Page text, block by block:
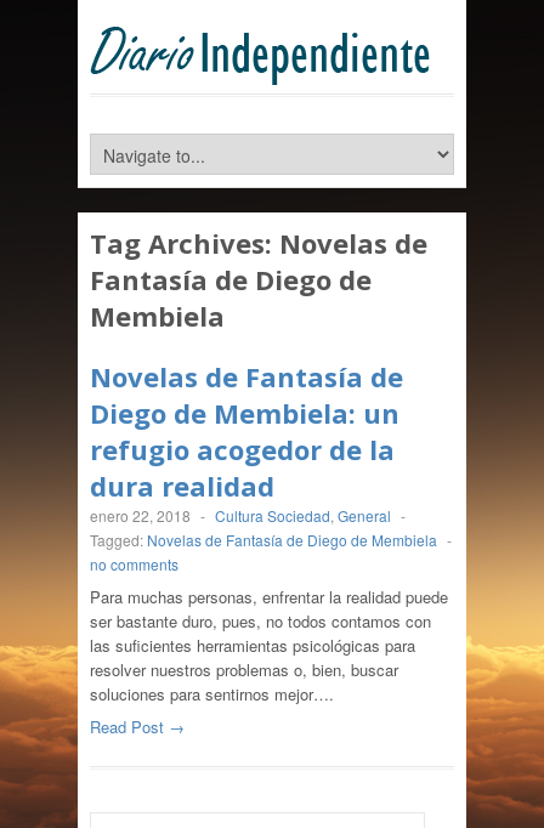
Tag Archives: Novelas de
Fantasía de Diego de
Membiela
Novelas de Fantasía de
Diego de Membiela: un
refugio acogedor de la
dura realidad
enero 22, 2018 - Cultura Sociedad, General -
Tagged: Novelas de Fantasía de Diego de Membiela -
no comments
Para muchas personas, enfrentar la realidad puede
ser bastante duro, pues, no todos contamos con
las suficientes herramientas psicológicas para
resolver nuestros problemas o, bien, buscar
soluciones para sentirnos mejor….
Read Post →